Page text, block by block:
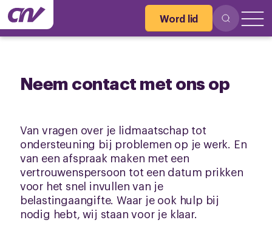
Word lid
Neem contact met ons op
Van vragen over je lidmaatschap tot
ondersteuning bij problemen op je werk. En
van een afspraak maken met een
vertrouwenspersoon tot een datum prikken
voor het snel invullen van je
belastingaangifte. Waar je ook hulp bij
nodig hebt, wij staan voor je klaar.